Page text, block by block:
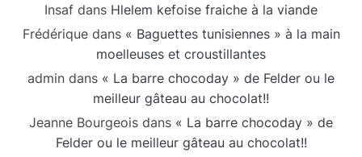
Insaf dans Hlelem kefoise fraiche à la viande
Frédériquedans « Baguettes tunisiennes » à la main
moelleuses et croustillantes
admin dans « La barre chocoday » de Felder ou le
meilleur gâteau au chocolat!!
Jeanne Bourgeois dans « La barre chocoday » de
Felder ou le meilleur gâteau au chocolat!!